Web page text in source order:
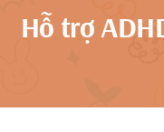
Hỗ trợ